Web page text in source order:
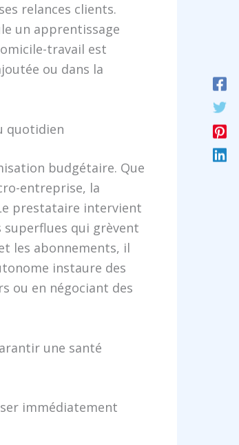
relances clients.
un apprentissage
travail est
ou dans la
quotidien
budgétaire. Que
entreprise, la
prestataire intervient
qui grèvent
les abonnements, il
instaure des
ou en négociant des
une santé
immédiatement